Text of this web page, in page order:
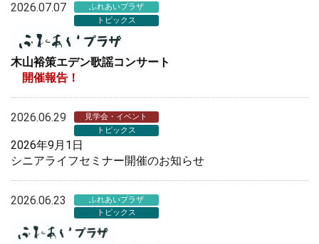
2026.07.07
ふれあいプラザ
トピックス
木山裕策エデン歌謡コンサート
開催報告！
2026.06.29
見学会・イベント
トピックス
2026年9月1日
シニアライフセミナー開催のお知らせ
2026.06.23
ふれあいプラザ
トピックス